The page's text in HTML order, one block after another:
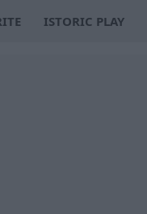
ISTORIC PLAY